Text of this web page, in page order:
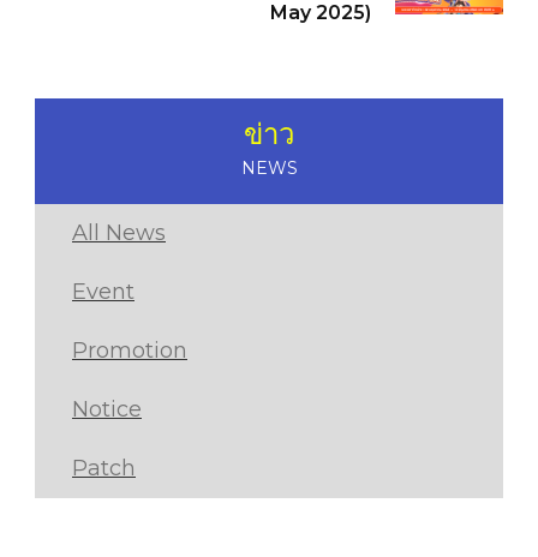
May 2025)
ข่าว
NEWS
All News
Event
Promotion
Notice
Patch